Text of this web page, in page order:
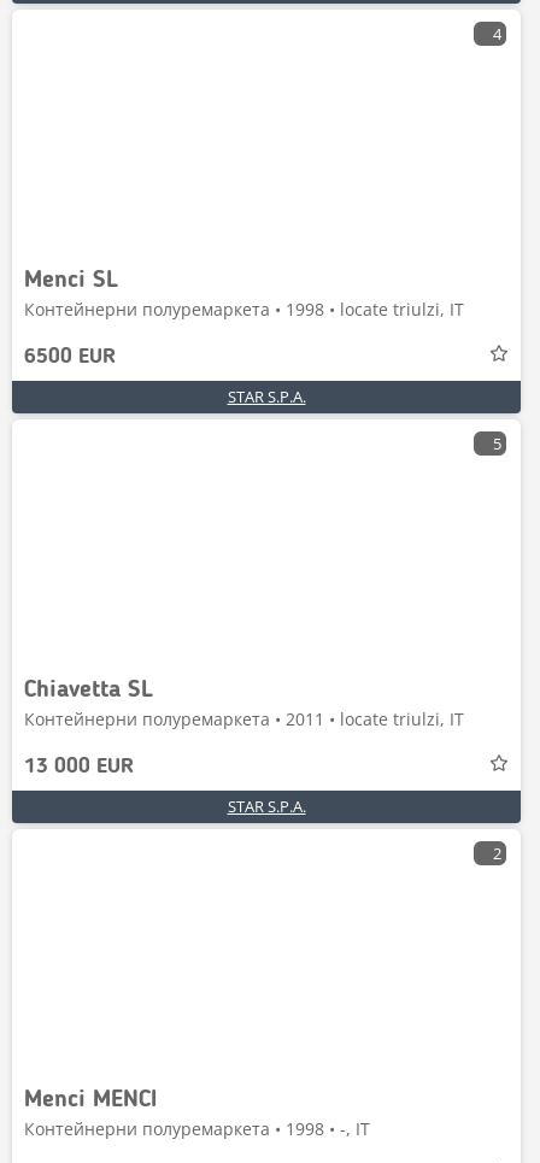
4
Menci SL
Контейнерни полуремаркета • 1998 • locate triulzi, IT
6500 EUR
STAR S.P.A.
5
Chiavetta SL
Контейнерни полуремаркета • 2011 • locate triulzi, IT
13 000 EUR
STAR S.P.A.
2
Menci MENCI
Контейнерни полуремаркета • 1998 • -, IT